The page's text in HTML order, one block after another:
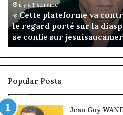
prend
la
présidence
du
conseil,
Jean-
Emmanuel
Pondi
nommé
vice-
président
il y a 16 heures
Fondation MTN
présidence du conseil,
nommé vice-président
Popular Posts
Jean Guy